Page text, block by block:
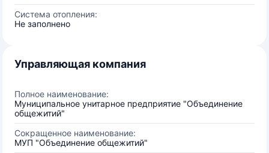
Система отопления:
Не заполнено
Управляющая компания
Полное наименование:
Муниципальное унитарное предприятие "Объединение
общежитий"
Сокращенное наименование:
МУП "Объединение общежитий"